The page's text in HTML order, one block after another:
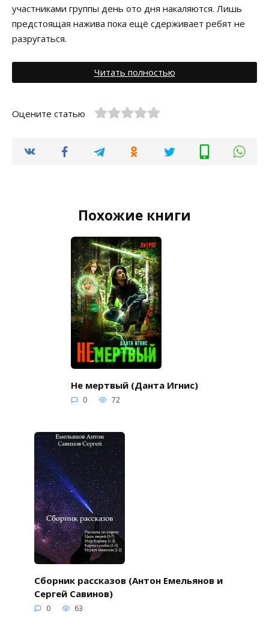
участниками группы день ото дня накаляются. Лишь
предстоящая нажива пока ещё сдерживает ребят не
разругаться.
Читать полностью
Оцените статью
Похожие книги
Не мертвый (Данта Игнис)
0 72
Сборник рассказов (Антон Емельянов и
Сергей Савинов)
0 63